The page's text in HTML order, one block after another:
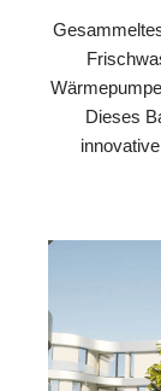
Dieses